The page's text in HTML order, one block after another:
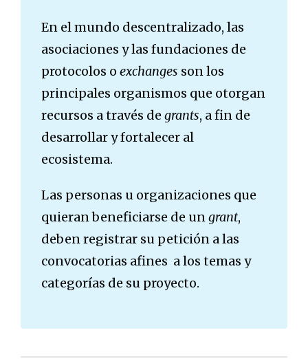
En el mundo descentralizado, las
asociaciones y las fundaciones de
protocolos o exchanges son los
principales organismos que otorgan
recursos a través de grants, a fin de
desarrollar y fortalecer al
ecosistema.
Las personas u organizaciones que
quieran beneficiarse de ungrant,
deben registrar su petición a las
convocatorias afines a los temas y
categorías de su proyecto.